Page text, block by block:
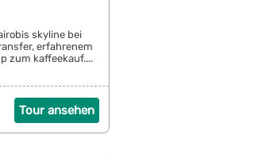
skyline bei
erfahrenem
zum kaffeekauf....
Tour ansehen